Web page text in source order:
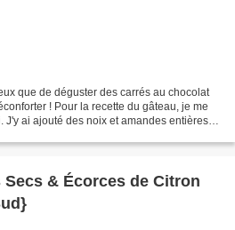
que de déguster des carrés au chocolat
! Pour la recette du gâteau, je me
ai ajouté des noix et amandes entières.
& Écorces de Citron